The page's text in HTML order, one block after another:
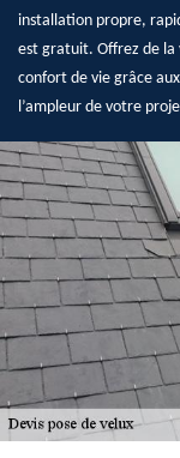
installation propre,
est gratuit. Offrez de
confort de vie grâce
l’ampleur de votre